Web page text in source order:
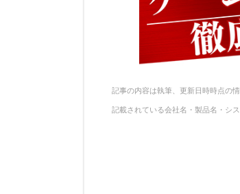
記事の内容は執筆、更新日時時点の
記載されている会社名・製品名・シ